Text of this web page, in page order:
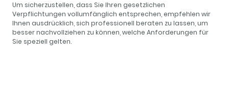
Um sicherzustellen, dass Sie Ihren gesetzlichen
Verpflichtungen vollumfänglich entsprechen, empfehlen wir
Ihnen ausdrücklich, sich professionell beraten zu lassen, um
besser nachvollziehen zu können, welche Anforderungen für
Sie speziell gelten.